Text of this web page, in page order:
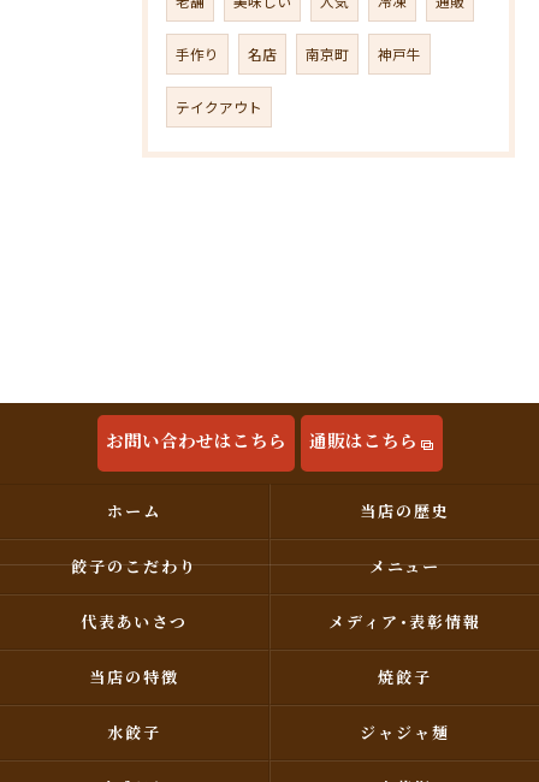
手作り 名店 南京町 神戸牛
テイクアウト
お問い合わせはこちら 通販はこちら
ホーム 当店の歴史
餃子のこだわり メニュー
代表あいさつ メディア･表彰情報
当店の特徴 焼餃子
水餃子 ジャジャ麺